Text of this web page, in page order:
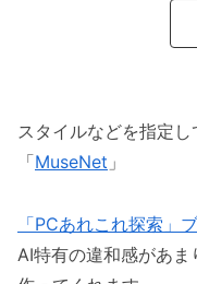
スタイルなどを指定し
「MuseNet 」
「PCあれこれ探索」
AI特有の違和感があ